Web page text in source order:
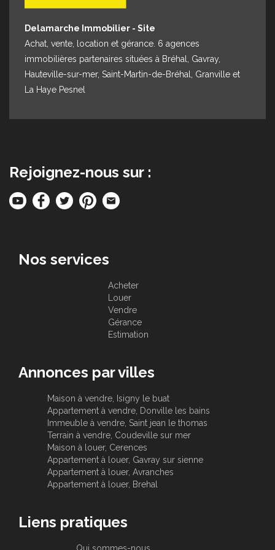
Delamarche Immobilier - Site
Achat, vente, location et gérance. 6 agences
immobilières partenaires situées à Bréhal, Gavray,
Hauteville-sur-mer, Saint-Martin-de-Bréhal, Granville et
La Haye Pesnel
Rejoignez-nous sur :
Nos services
Acheter
Louer
Vendre
Gérance
Estimation
Annonces par villes
Maison à vendre, Isigny le buat
Appartement à vendre, Donville les bains
Immeuble à vendre, Saint jean le thomas
Terrain à vendre, Coudeville sur mer
Maison à louer, Cerences
Appartement à louer, Gavray sur sienne
Appartement à louer, Avranches
Appartement à louer, Brehal
Liens pratiques